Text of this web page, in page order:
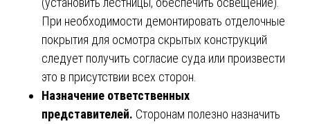
При необходимости демонтировать отделочные
покрытия для осмотра скрытых конструкций
следует получить согласие суда или произвести
это в присутствии всех сторон.
Назначение ответственных
представителей. Сторонам полезно назначить